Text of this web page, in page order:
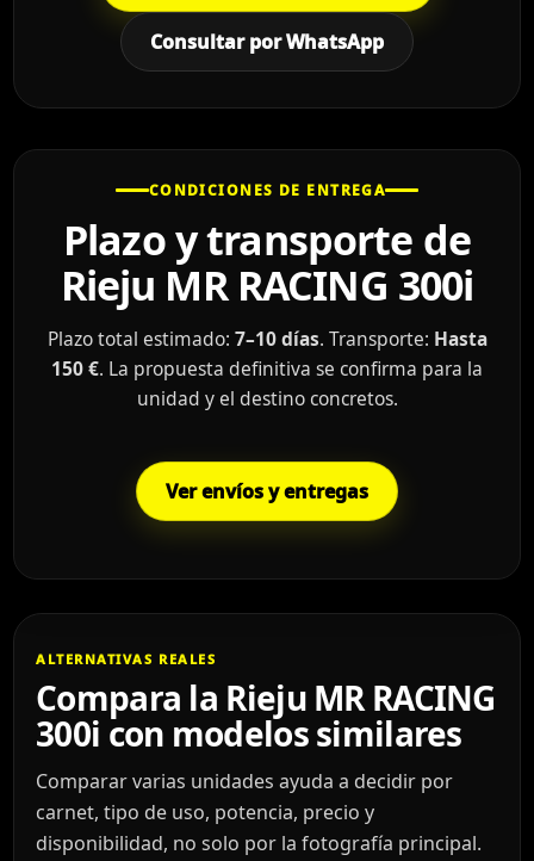
Consultar por WhatsApp
CONDICIONES DE ENTREGA
Plazo y transporte de
Rieju MR RACING 300i
Plazo total estimado: 7–10 días. Transporte: Hasta
150 €. La propuesta definitiva se confirma para la
unidad y el destino concretos.
Ver envíos y entregas
ALTERNATIVAS REALES
Compara la Rieju MR RACING
300i con modelos similares
Comparar varias unidades ayuda a decidir por
carnet, tipo de uso, potencia, precio y
disponibilidad, no solo por la fotografía principal.